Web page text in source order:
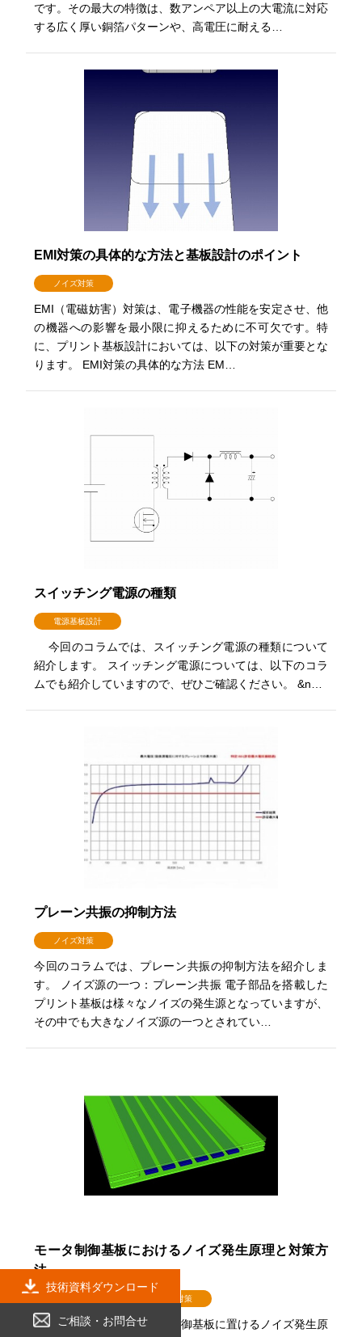
です。その最大の特徴は、数アンペア以上の大電流に対応
する広く厚い銅箔パターンや、高電圧に耐える…
EMI対策の具体的な方法と基板設計のポイント
ノイズ対策
EMI（電磁妨害）対策は、電子機器の性能を安定させ、他
の機器への影響を最小限に抑えるために不可欠です。特
に、プリント基板設計においては、以下の対策が重要とな
ります。 EMI対策の具体的な方法 EM…
スイッチング電源の種類
電源基板設計
今回のコラムでは、スイッチング電源の種類について
紹介します。 スイッチング電源については、以下のコラ
ムでも紹介していますので、ぜひご確認ください。 &n…
プレーン共振の抑制方法
ノイズ対策
今回のコラムでは、プレーン共振の抑制方法を紹介しま
す。 ノイズ源の一つ：プレーン共振 電子部品を搭載した
プリント基板は様々なノイズの発生源となっていますが、
その中でも大きなノイズ源の一つとされてい…
モータ制御基板におけるノイズ発生原理と対策方
法
ノイズ対策
今回のコラムでは、モータ制御基板に置けるノイズ発生原
技術資料ダウンロード
ご相談・お問合せ